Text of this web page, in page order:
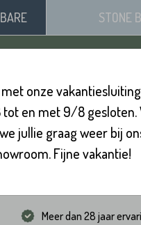
STONE
& SPLIT
stapelelement gekapt
Meer dan 28 jaar
onze
tot en met 9/8 gesloten.
jullie graag weer bij
Fijne vakantie!